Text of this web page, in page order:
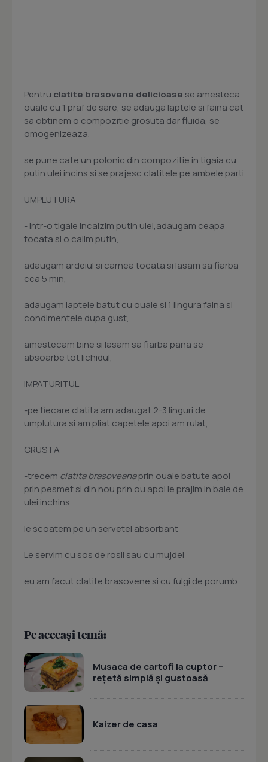
Pentru clatite brasovene delicioase se amesteca
ouale cu 1 praf de sare, se adauga laptele si faina cat
sa obtinem o compozitie grosuta dar fluida, se
omogenizeaza.
se pune cate un polonic din compozitie in tigaia cu
putin ulei incins si se prajesc clatitele pe ambele parti
UMPLUTURA
- intr-o tigaie incalzim putin ulei,adaugam ceapa
tocata si o calim putin,
adaugam ardeiul si carnea tocata si lasam sa fiarba
cca 5 min,
adaugam laptele batut cu ouale si 1 lingura faina si
condimentele dupa gust,
amestecam bine si lasam sa fiarba pana se
absoarbe tot lichidul,
IMPATURITUL
-pe fiecare clatita am adaugat 2-3 linguri de
umplutura si am pliat capetele apoi am rulat,
CRUSTA
-trecem clatita brasoveanaprin ouale batute apoi
prin pesmet si din nou prin ou apoi le prajim in baie de
ulei inchins.
le scoatem pe un servetel absorbant
Le servim cu sos de rosii sau cu mujdei
eu am facut clatite brasovene si cu fulgi de porumb
Pe aceeași temă:
Musaca de cartofi la cuptor –
rețetă simplă și gustoasă
Kaizer de casa